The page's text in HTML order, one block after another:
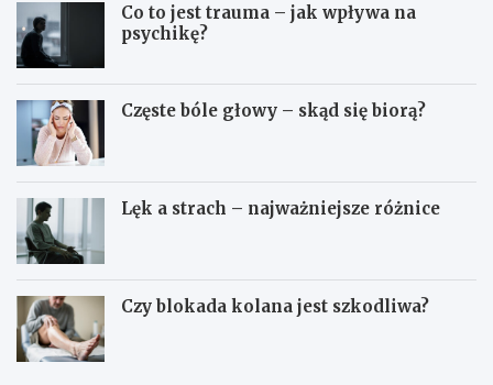
Co to jest trauma – jak wpływa na
psychikę?
Częste bóle głowy – skąd się biorą?
Lęk a strach – najważniejsze różnice
Czy blokada kolana jest szkodliwa?
D
O